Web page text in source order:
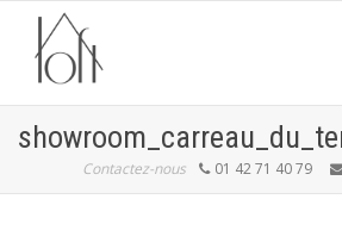
Contactez-nous 01 42 71 40 79